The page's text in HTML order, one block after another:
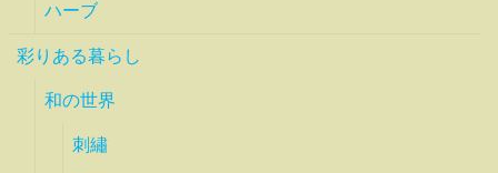
ハーブ
彩りある暮らし
和の世界
刺繡